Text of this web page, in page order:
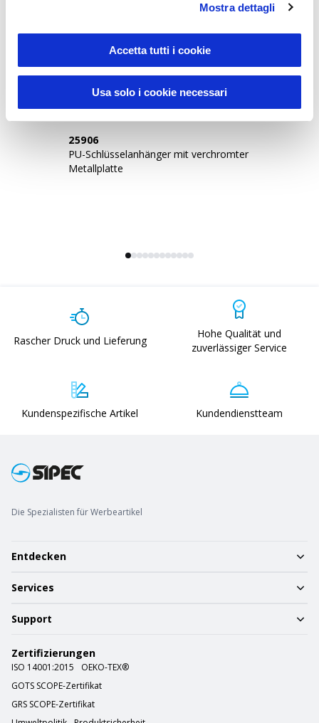
Mostra dettagli
Accetta tutti i cookie
Usa solo i cookie necessari
25906
PU-Schlüsselanhänger mit verchromter
Metallplatte
Rascher Druck und Lieferung
Hohe Qualität und
zuverlässiger Service
Kundenspezifische Artikel Kundendienstteam
Die Spezialisten für Werbeartikel
Entdecken
Services
Support
Zertifizierungen
ISO 14001:2015
OEKO-TEX®
GOTS SCOPE-Zertifikat
GRS SCOPE-Zertifikat